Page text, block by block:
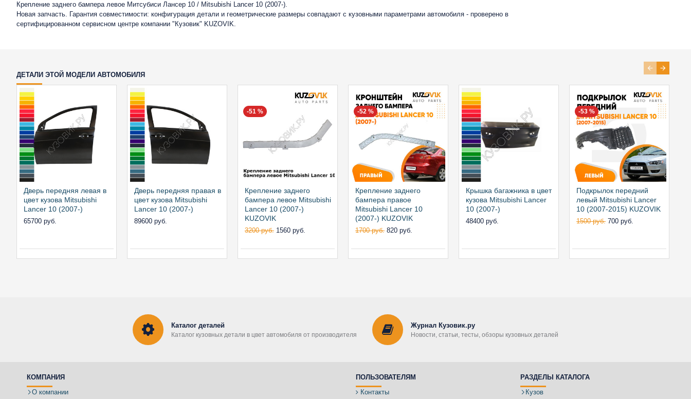
Крепление заднего бампера левое Митсубиси Лансер 10 / Mitsubishi Lancer 10 (2007-).
Новая запчасть. Гарантия совместимости: конфигурация детали и геометрические размеры совпадают с кузовными параметрами автомобиля - проверено в
сертифицированном сервисном центре компании "Кузовик" KUZOVIK.
ДЕТАЛИ ЭТОЙ МОДЕЛИ АВТОМОБИЛЯ
Дверь передняя левая в
цвет кузова Mitsubishi
Lancer 10 (2007-)
65700 руб.
Дверь передняя правая в
цвет кузова Mitsubishi
Lancer 10 (2007-)
89600 руб.
-51 %
Крепление заднего
бампера левое Mitsubishi
Lancer 10 (2007-)
KUZOVIK
3200 руб. 1560 руб.
-52 %
Крепление заднего
бампера правое
Mitsubishi Lancer 10
(2007-) KUZOVIK
1700 руб. 820 руб.
Крышка багажника в цвет
кузова Mitsubishi Lancer
10 (2007-)
48400 руб.
-53 %
Подкрылок передний
левый Mitsubishi Lancer
10 (2007-2015) KUZOVIK
1500 руб. 700 руб.
Каталог деталей
Каталог кузовных детали в цвет автомобиля от производителя
Журнал Кузовик.ру
Новости, статьи, тесты, обзоры кузовных деталей
КОМПАНИЯ
О компании
ПОЛЬЗОВАТЕЛЯМ
Контакты
РАЗДЕЛЫ КАТАЛОГА
Кузов